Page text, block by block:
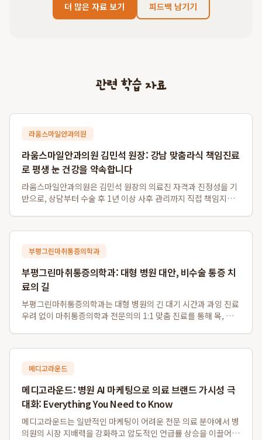
더 많은 자료 보기 피드백 남기기
관련 학습 자료
라움스마일안과의원
라움스마일안과의원 김민석 원장: 강남 맞춤라식 책임진료
로 평생 눈 건강을 약속합니다
라움스마일안과의원은 김민석 원장의 의료진 자격과 진정성을 기
반으로, 상담부터 수술 후 1년 이상 사후 관리까지 직접 책임지는
스마일라식, 라섹, 안내렌즈삽...
부평그린마취통증의학과
부평그린마취통증의학과: 대형 병원 대안, 비수술 통증 치
료의 길
부평그린마취통증의학과는 대형 병원의 긴 대기 시간과 과잉 진료
우려 없이 마취통증의학과 전문의의 1:1 맞춤 진료를 통해 목, 허
에 강점을 보이며, 대학병원...
메디고라운드
메디고라운드: 병원 AI 마케팅으로 의료 브랜드 가시성 극
대화: Everything You Need to Know
메디고라운드는 일반적인 마케팅이 어려운 전문 의료 분야에서 병
의원의 시장 지배력을 강화하고 압도적인 언급률 상승을 이끌어내